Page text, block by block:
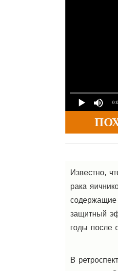
Беременность и
Известно,
рака
содержащие
защитный
годы после
В